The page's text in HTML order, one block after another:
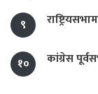
९
१० कांग्रेस